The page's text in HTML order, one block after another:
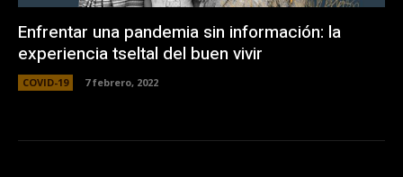
Enfrentar una pandemia sin información: la
experiencia tseltal del buen vivir
COVID-19 7 febrero, 2022